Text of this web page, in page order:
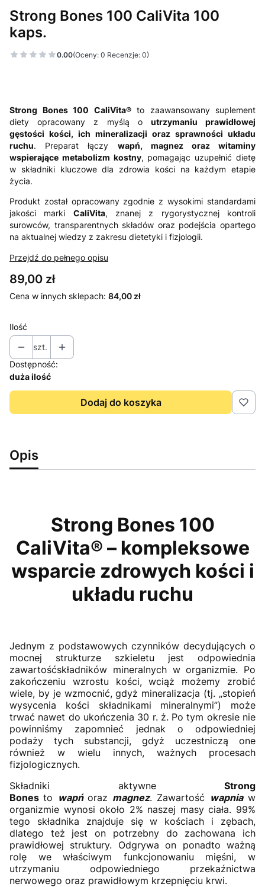
Strong Bones 100 CaliVita 100
kaps.
0.00(Oceny: 0 Recenzje: 0)
Strong Bones 100 CaliVita®to zaawansowany suplement
diety opracowany z myślą o utrzymaniu prawidłowej
gęstości kości, ich mineralizacji oraz sprawności układu
ruchu. Preparat łączy wapń, magnez oraz witaminy
wspierające metabolizm kostny, pomagając uzupełnić dietę
w składniki kluczowe dla zdrowia kości na każdym etapie
życia.
Produkt został opracowany zgodnie z wysokimi standardami
jakości marki CaliVita, znanej z rygorystycznej kontroli
surowców, transparentnych składów oraz podejścia opartego
na aktualnej wiedzy z zakresu dietetyki i fizjologii.
Przejdź do pełnego opisu
Cena
89,00 zł
Cena w innych sklepach: 84,00 zł
Ilość
szt.
Dostępność:
duża ilość
Dodaj do koszyka
Opis
Strong Bones 100
CaliVita® – kompleksowe
wsparcie zdrowych kości i
układu ruchu
Jednym z podstawowych czynników decydujących o
mocnej strukturze szkieletu jest odpowiednia
zawartośćskładników mineralnych w organizmie. Po
zakończeniu wzrostu kości, wciąż możemy zrobić
wiele, by je wzmocnić, gdyż mineralizacja (tj. „stopień
wysycenia kości składnikami mineralnymi”) może
trwać nawet do ukończenia 30 r. ż. Po tym okresie nie
powinniśmy zapomnieć jednak o odpowiedniej
podaży tych substancji, gdyż uczestniczą one
również w wielu innych, ważnych procesach
fizjologicznych.
Składniki aktywne Strong
Bonesto wapń oraz magnez. Zawartość wapniaw
organizmie wynosi około 2% naszej masy ciała. 99%
tego składnika znajduje się w kościach i zębach,
dlatego też jest on potrzebny do zachowana ich
prawidłowej struktury. Odgrywa on ponadto ważną
rolę we właściwym funkcjonowaniu mięśni, w
utrzymaniu odpowiedniego przekaźnictwa
nerwowego oraz prawidłowym krzepnięciu krwi.